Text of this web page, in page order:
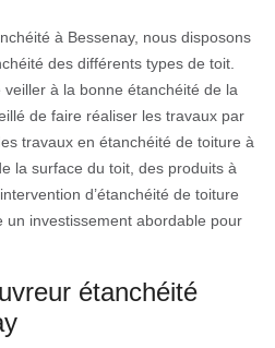
à Bessenay, nous disposons
des différents types de toit.
à la bonne étanchéité de la
de faire réaliser les travaux par
travaux en étanchéité de toiture à
la surface du toit, des produits à
d’étanchéité de toiture
un investissement abordable pour
étanchéité